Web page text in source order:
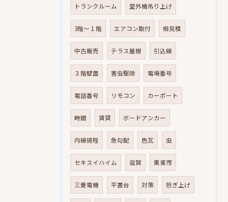
トランクルーム 室外機吊り上げ
3階～１階 エアコン取付 相見積
中古販売 テラス屋根 引込線
３階壁面 害虫駆除 電場番号
電話番号 リモコン カーポート
時間 賃貸 ボードアンカー
内線規程 急勾配 色瓦 虫
セキスイハイム 滋賀 栗東市
三菱電機 平置台 対策 担ぎ上げ